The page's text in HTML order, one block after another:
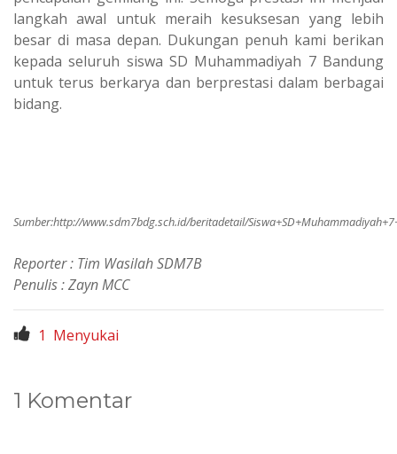
langkah awal untuk meraih kesuksesan yang lebih
besar di masa depan. Dukungan penuh kami berikan
kepada seluruh siswa SD Muhammadiyah 7 Bandung
untuk terus berkarya dan berprestasi dalam berbagai
bidang.
Sumber:http://www.sdm7bdg.sch.id/beritadetail/
Reporter : Tim Wasilah SDM7B
Penulis : Zayn MCC
1 Menyukai
1 Komentar